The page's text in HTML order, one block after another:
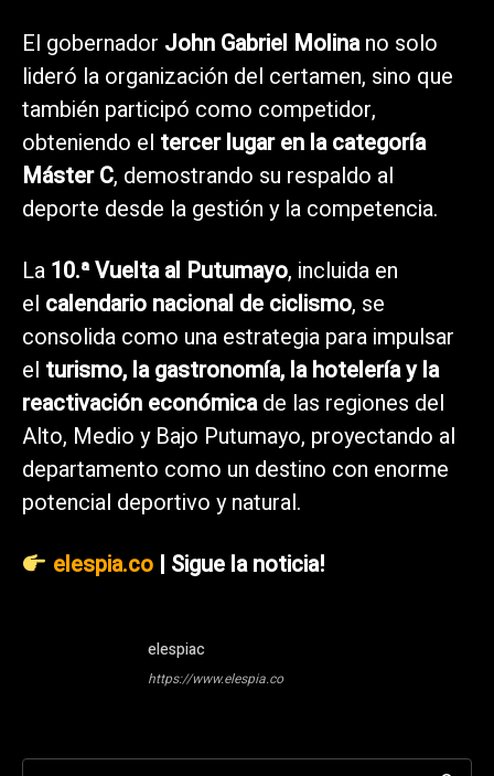
El gobernador John Gabriel Molinano solo
lideró la organización del certamen, sino que
también participó como competidor,
obteniendo el tercer lugar en la categoría
Máster C, demostrando su respaldo al
deporte desde la gestión y la competencia.
La 10.ª Vuelta al Putumayo, incluida en
el calendario nacional de ciclismo, se
consolida como una estrategia para impulsar
el turismo, la gastronomía, la hotelería y la
reactivación económicade las regiones del
Alto, Medio y Bajo Putumayo, proyectando al
departamento como un destino con enorme
potencial deportivo y natural.
elespia.co| Sigue la noticia!
elespiac
https://www.elespia.co